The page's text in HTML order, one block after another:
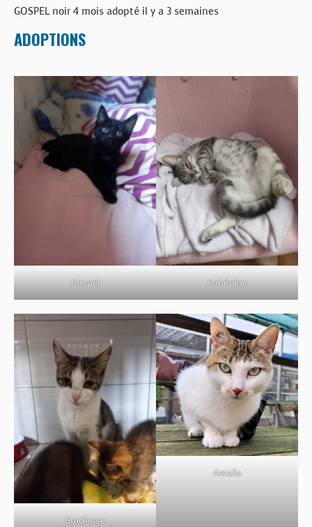
BOUTIQUE
FORUM
GOSPEL noir 4 mois adopté il y a 3 semaines
ADOPTIONS
Gospel Aubépine
Gracieuse
Amalia